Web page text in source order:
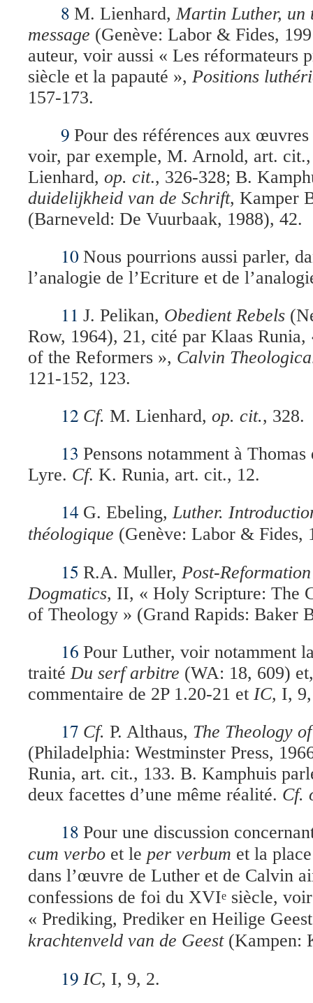
8 M. Lienhard,Martin Luther, un
message (Genève: Labor & Fides,
auteur, voir aussi « Les réformateurs
siècle et la papauté », Positions
157-173.
9 Pour des références aux
voir, par exemple, M. Arnold, art.
Lienhard, op. cit., 326-328; B.
duidelijkheid van de Schrift, Kamper
(Barneveld: De Vuurbaak, 1988), 42.
10 Nous pourrions aussi parler,
l’analogie de l’Ecriture et de
11 J. Pelikan, Obedient Rebels
Row, 1964), 21, cité par Klaas Runia,
of the Reformers », Calvin
121-152, 123.
12 Cf. M. Lienhard,op. cit., 328.
13 Pensons notamment à
Lyre. Cf. K. Runia, art. cit., 12.
14 G. Ebeling,Luther.
théologique (Genève: Labor & Fides,
15 R.A. Muller,Post-
Dogmatics, II, « Holy Scripture: The
of Theology » (Grand Rapids: Baker
16 Pour Luther, voir notamment
traitéDu serf arbitre (WA: 18, 609)
commentaire de 2P 1.20-21 et IC, I,
17 Cf. P. Althaus, The Theology
(Philadelphia: Westminster Press,
Runia, art. cit., 133. B. Kamphuis
deux facettes d’une même réalité. Cf.
18 Pour une discussion
cum verbo et le per verbum et la
dans l’œuvre de Luther et de Calvin
confessions de foi du XVIe siècle,
« Prediking, Prediker en Heilige
krachtenveld van de Geest(Kampen:
19 IC, I, 9, 2.